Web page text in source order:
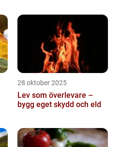
28 oktober 2025
Lev som överlevare –
bygg eget skydd och eld